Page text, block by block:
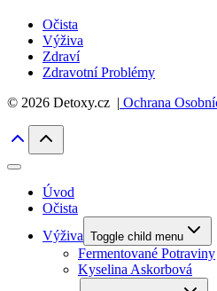
Očista
Výživa
Zdraví
Zdravotní Problémy
© 2026 Detoxy.cz | Ochrana
Úvod
Očista
Výživa Toggle child menu
Fermentované Potraviny
Kyselina Askorbová